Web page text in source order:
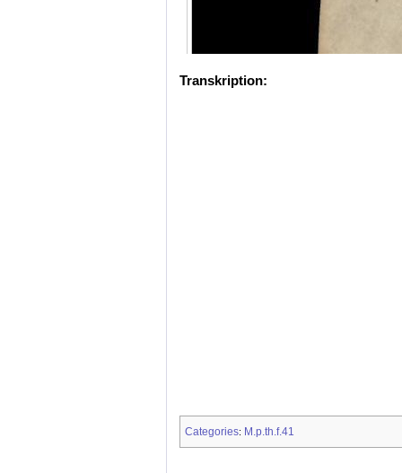
Transkription:
Categories: M.p.th.f.41